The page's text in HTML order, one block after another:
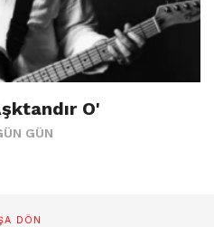
O'
GÜN
DÖN